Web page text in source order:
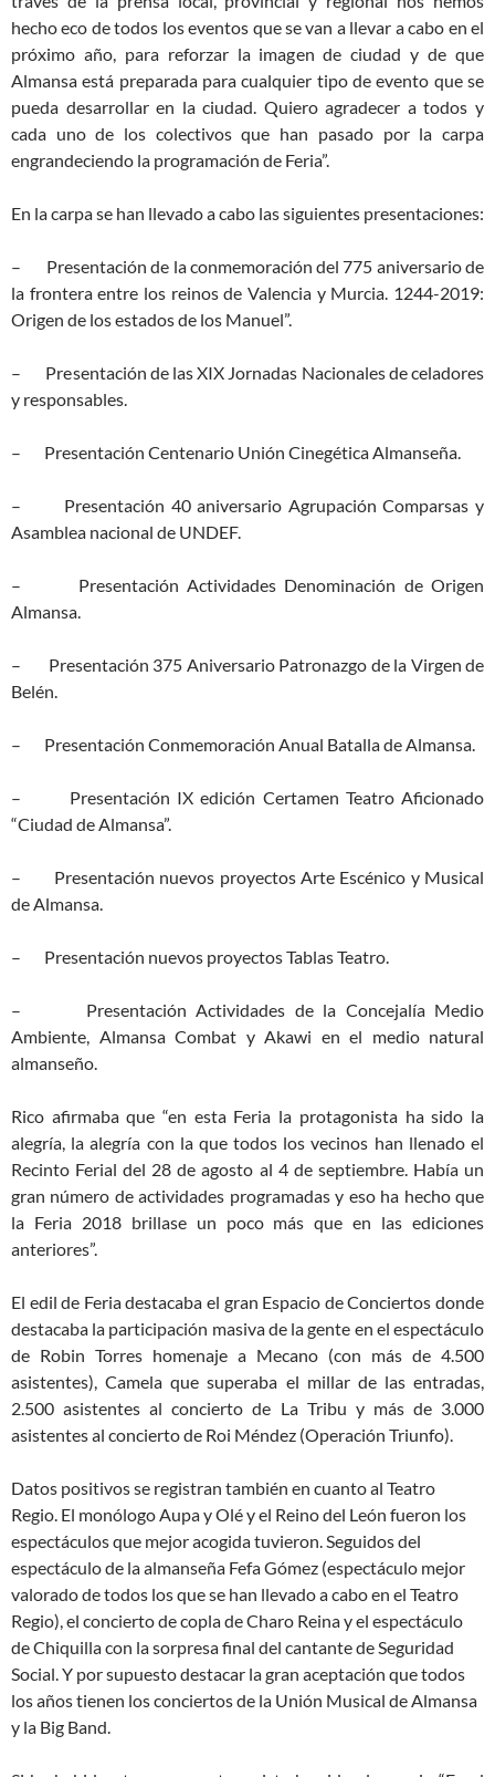
hecho eco de todos los eventos que se van a llevar a cabo en el
próximo año, para reforzar la imagen de ciudad y de que
Almansa está preparada para cualquier tipo de evento que se
pueda desarrollar en la ciudad. Quiero agradecer a todos y
cada uno de los colectivos que han pasado por la carpa
engrandeciendo la programación de Feria”.
En la carpa se han llevado a cabo las siguientes presentaciones:
– Presentación de la conmemoración del 775 aniversario de
la frontera entre los reinos de Valencia y Murcia. 1244-2019:
Origen de los estados de los Manuel”.
– Presentación de las XIX Jornadas Nacionales de celadores
y responsables.
– Presentación Centenario Unión Cinegética Almanseña.
– Presentación 40 aniversario Agrupación Comparsas y
Asamblea nacional de UNDEF.
– Presentación Actividades Denominación de Origen
Almansa.
– Presentación 375 Aniversario Patronazgo de la Virgen de
Belén.
– Presentación Conmemoración Anual Batalla de Almansa.
– Presentación IX edición Certamen Teatro Aficionado
“Ciudad de Almansa”.
– Presentación nuevos proyectos Arte Escénico y Musical
de Almansa.
– Presentación nuevos proyectos Tablas Teatro.
– Presentación Actividades de la Concejalía Medio
Ambiente, Almansa Combat y Akawi en el medio natural
almanseño.
Rico afirmaba que “en esta Feria la protagonista ha sido la
alegría, la alegría con la que todos los vecinos han llenado el
Recinto Ferial del 28 de agosto al 4 de septiembre. Había un
gran número de actividades programadas y eso ha hecho que
la Feria 2018 brillase un poco más que en las ediciones
anteriores”.
El edil de Feria destacaba el gran Espacio de Conciertos donde
destacaba la participación masiva de la gente en el espectáculo
de Robin Torres homenaje a Mecano (con más de 4.500
asistentes), Camela que superaba el millar de las entradas,
2.500 asistentes al concierto de La Tribu y más de 3.000
asistentes al concierto de Roi Méndez (Operación Triunfo).
Datos positivos se registran también en cuanto al Teatro
Regio. El monólogo Aupa y Olé y el Reino del León fueron los
espectáculos que mejor acogida tuvieron. Seguidos del
espectáculo de la almanseña Fefa Gómez (espectáculo mejor
valorado de todos los que se han llevado a cabo en el Teatro
Regio), el concierto de copla de Charo Reina y el espectáculo
de Chiquilla con la sorpresa final del cantante de Seguridad
Social. Y por supuesto destacar la gran aceptación que todos
los años tienen los conciertos de la Unión Musical de Almansa
y la Big Band.